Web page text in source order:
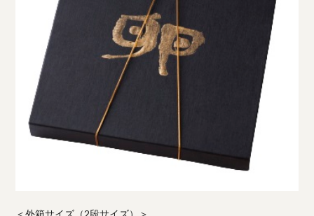
＜外箱サイズ（2段サイズ）＞